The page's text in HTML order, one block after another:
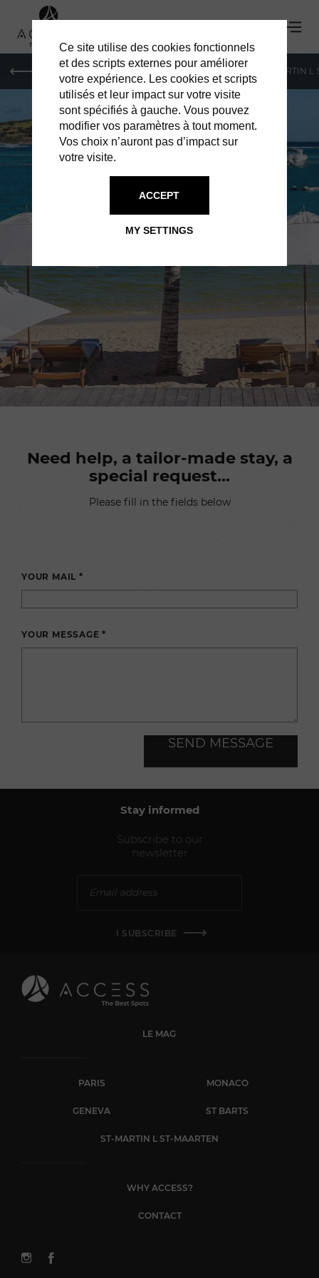
MONACO GENEVA ST-MARTIN
Need help, a tailor-made stay, a
special request…
Please fill in the fields below
YOUR MAIL *
YOUR MESSAGE *
SEND MESSAGE
Stay informed
Subscribe to our
newsletter
I SUBSCRIBE
LE MAG
PARIS MONACO
GENEVA ST BARTS
ST-MARTIN L ST-MAARTEN
WHY ACCESS?
CONTACT
Ce site utilise des cookies fonctionnels
et des scripts externes pour améliorer
votre expérience. Les cookies et scripts
utilisés et leur impact sur votre visite
sont spécifiés à gauche. Vous pouvez
modifier vos paramètres à tout moment.
Vos choix n’auront pas d’impact sur
votre visite.
MY SETTINGS
ACCEPT